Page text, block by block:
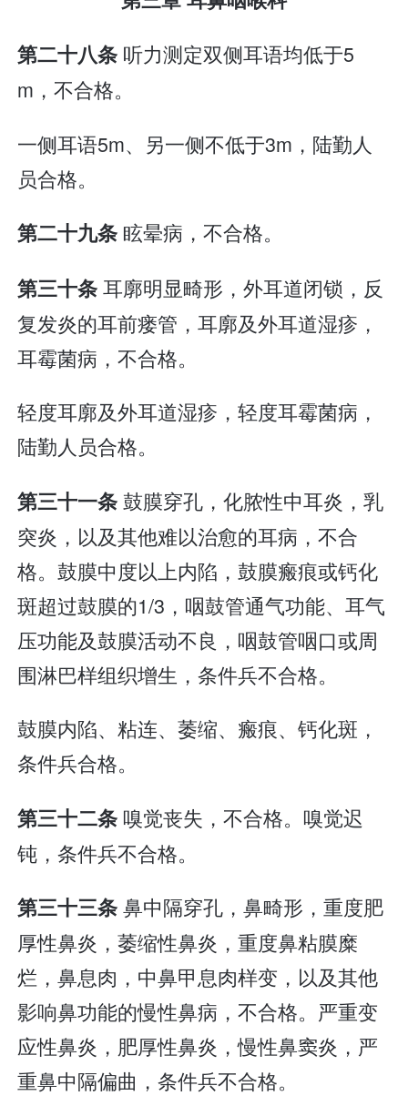
第二十八条 听力测定双侧耳语均低于5
m，不合格。
一侧耳语5m、另一侧不低于3m，陆勤人
员合格。
第二十九条 眩晕病，不合格。
第三十条耳廓明显畸形，外耳道闭锁，反
复发炎的耳前瘘管，耳廓及外耳道湿疹，
耳霉菌病，不合格。
轻度耳廓及外耳道湿疹，轻度耳霉菌病，
陆勤人员合格。
第三十一条鼓膜穿孔，化脓性中耳炎，乳
突炎，以及其他难以治愈的耳病，不合
格。鼓膜中度以上内陷，鼓膜瘢痕或钙化
斑超过鼓膜的1/3，咽鼓管通气功能、耳气
压功能及鼓膜活动不良，咽鼓管咽口或周
围淋巴样组织增生，条件兵不合格。
鼓膜内陷、粘连、萎缩、瘢痕、钙化斑，
条件兵合格。
第三十二条 嗅觉丧失，不合格。嗅觉迟
钝，条件兵不合格。
第三十三条鼻中隔穿孔，鼻畸形，重度肥
厚性鼻炎，萎缩性鼻炎，重度鼻粘膜糜
烂，鼻息肉，中鼻甲息肉样变，以及其他
影响鼻功能的慢性鼻病，不合格。严重变
应性鼻炎，肥厚性鼻炎，慢性鼻窦炎，严
重鼻中隔偏曲，条件兵不合格。